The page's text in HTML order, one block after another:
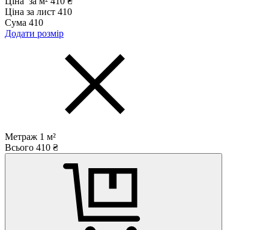
Ціна за лист 410
Сума 410
Додати розмір
Метраж 1 м²
Всього 410 ₴